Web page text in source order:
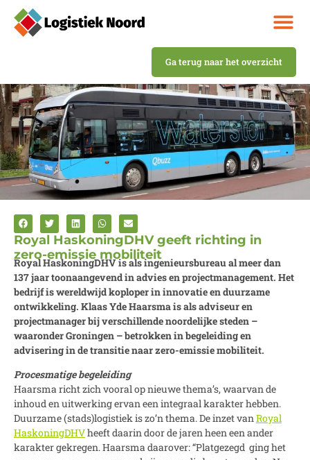
Ga terug naar het overzicht
Royal HaskoningDHV geeft richting in
zero-emissie mobiliteit
Royal HaskoningDHVis als ingenieursbureau al meer dan
137 jaar toonaangevend in advies en projectmanagement. Het
bedrijf is wereldwijd koploper in innovatie en duurzame
ontwikkeling. Klaas Yde Haarsma is als adviseur en
projectmanager bij verschillende noordelijke steden –
waaronder Groningen – betrokken in begeleiding en
advisering in de transitie naar zero-emissie mobiliteit.
Procesmatige begeleiding
Haarsma richt zich vooral op nieuwe thema’s, waarvan de
inhoud en uitwerking ervan een integraal karakter hebben.
Duurzame (stads)logistiek is zo’n thema. De inzet vanRoyal
HaskoningDHVheeft daarin door de jaren heen een ander
karakter gekregen. Haarsma daarover: “Platgezegd ging het